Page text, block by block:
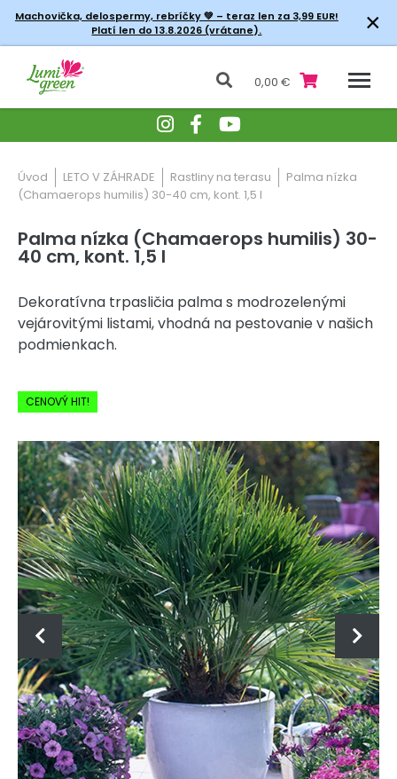
Machovička, delospermy, rebríčky💚 – teraz len za 3,99 EUR!
Platí len do 13.8.2026 (vrátane).
×
0,00 €
Úvod LETO V ZÁHRADE Rastliny na terasu
Palma nízka
(Chamaerops humilis) 30-40 cm, kont. 1,5 l
Palma nízka (Chamaerops humilis) 30-
40 cm, kont. 1,5 l
Dekoratívna trpasličia palma s modrozelenými
vejárovitými listami, vhodná na pestovanie v našich
podmienkach.
CENOVÝ HIT!